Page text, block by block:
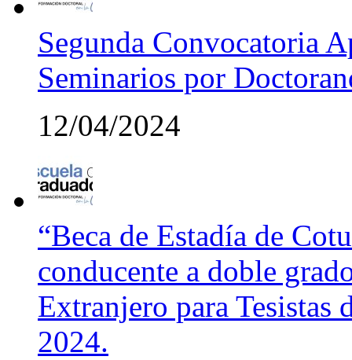
Segunda Convocatoria
Seminarios por
12/04/2024
“Beca de Estadía de
conducente a doble
Extranjero para Tesistas
2024.